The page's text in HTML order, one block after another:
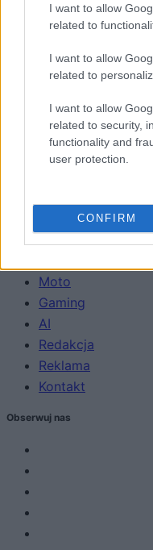
I want to allow
related to
I want to allow
related to
I want to allow
related to security,
functionality and
user protection.
CONFIRM
Urządzenia
SMARTFONY
TABLETY
TV
Recenzje
Porównania
Promocje
Moto
Gaming
AI
Redakcja
Reklama
Kontakt
Obserwuj nas